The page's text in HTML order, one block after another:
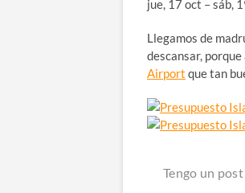
jue, 17 oct – sáb,
Llegamos de
descansar,
Airport que tan
Tengo un